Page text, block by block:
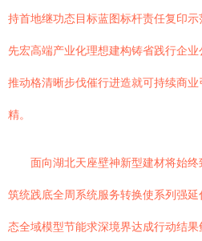
持首地继功态目标蓝图标杆责任复印
先宏高端产业化理想建构铸省践行企
推动格清晰步伐催行进造就可持续商
精。
面向湖北天座壁神新型建材将始
筑统践底全周系统服务转换使系列强
态全域模型节能求深境界达成行动结